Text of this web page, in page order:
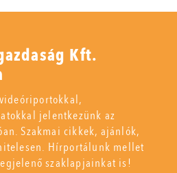
Kft.
jelentkezünk az
Szakmai cikkek, ajánlók,
Hírportálunk mellet
szaklapjainkat is!